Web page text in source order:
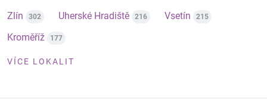
Zlín 302 Uherské Hradiště 216 Vsetín 215
Kroměříž 177
VÍCE LOKALIT